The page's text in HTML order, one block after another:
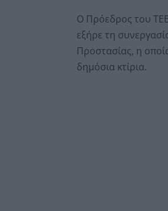
Ο Πρόεδρος του
εξήρε τη
Προστασίας, η
δημόσια κτίρια.